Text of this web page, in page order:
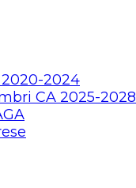
2024
CA 2025-2028